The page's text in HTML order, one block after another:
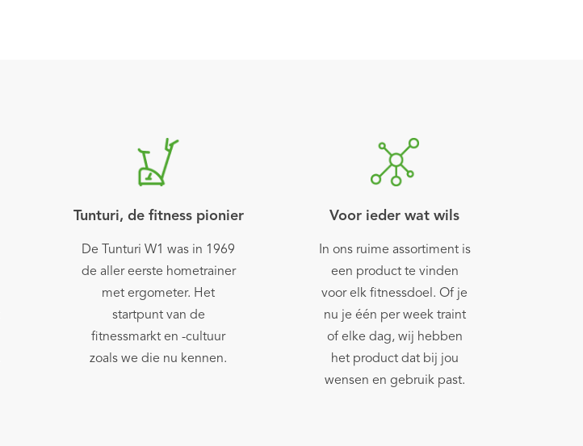
Tunturi, de fitness pionier
De Tunturi W1 was in 1969
de aller eerste hometrainer
met ergometer. Het
startpunt van de
fitnessmarkt en -cultuur
zoals we die nu kennen.
Voor ieder wat wils
In ons ruime assortiment is
een product te vinden
voor elk fitnessdoel. Of je
nu je één per week traint
of elke dag, wij hebben
het product dat bij jou
wensen en gebruik past.